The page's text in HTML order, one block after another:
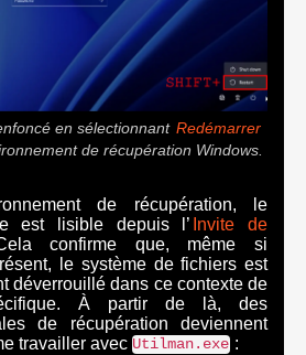
en sélectionnant Redémarrer
de récupération Windows.
de récupération, le
est lisible depuis l’ Invite de
confirme que, même si
le système de fichiers est
déverrouillé dans ce contexte de
À partir de là, des
de récupération deviennent
travailler avec Utilman.exe: